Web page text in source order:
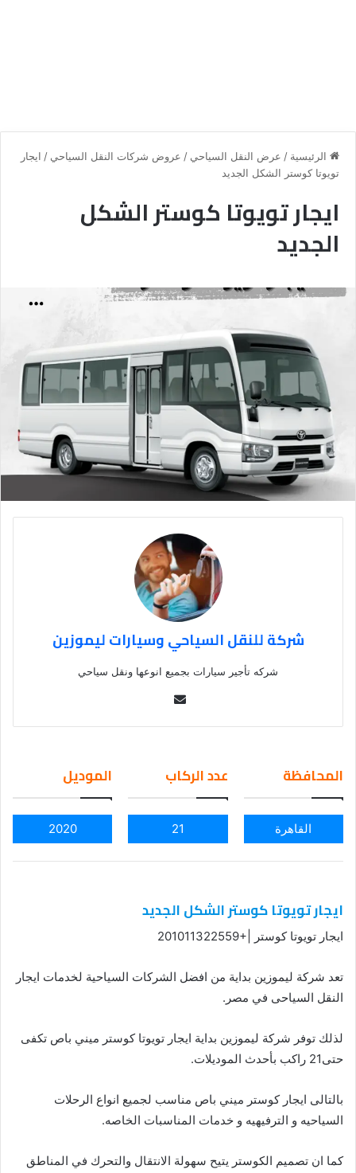
الرئيسية / عرض النقل السياحي / عروض شركات النقل السياحي / ايجار
تويوتا كوستر الشكل الجديد
ايجار تويوتا كوستر الشكل
الجديد
شركة للنقل السياحي وسيارات ليموزين
شركه تأجير سيارات بجميع انوعها ونقل سياحي
ail
المحافظة
القاهرة
عدد الركاب
21
الموديل
2020
ايجار تويوتا كوستر الشكل الجديد
ايجار تويوتا كوستر |+201011322559
تعد شركة ليموزين بداية من افضل الشركات السياحية لخدمات ايجار
النقل السياحى في مصر.
لذلك توفر شركة ليموزين بداية ايجار تويوتا كوستر ميني باص تكفى
حتى21 راكب بأحدث الموديلات.
بالتالى ايجار كوستر ميني باص مناسب لجميع انواع الرحلات
السياحيه و الترفيهيه و خدمات المناسبات الخاصه.
كما ان تصميم الكوستر يتيح سهولة الانتقال والتحرك في المناطق